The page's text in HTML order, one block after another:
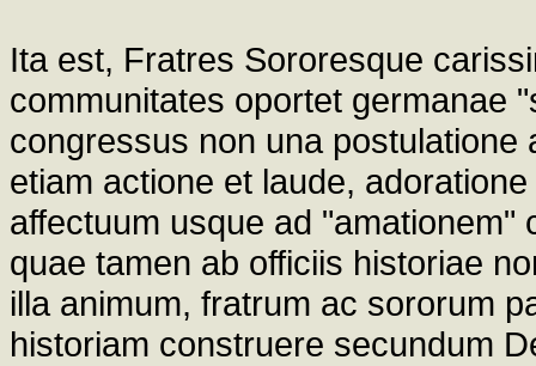
Ita est, Fratres Sororesque
communitates oportet germanae
congressus non una
etiam actione et laude,
affectuum usque ad
quae tamen ab officiis historiae
illa animum, fratrum ac sororum
historiam construere secundum